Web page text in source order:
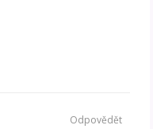
Odpovědět